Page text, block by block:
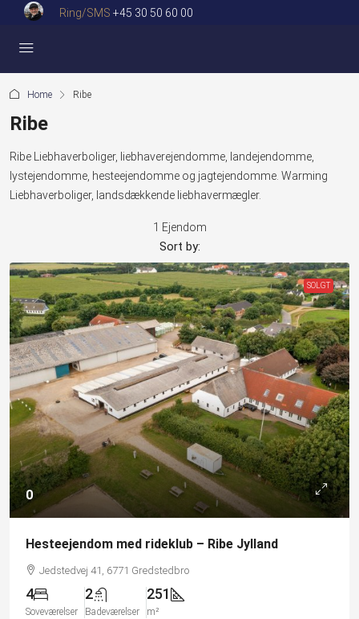
Ring/SMS +45 30 50 60 00
Home Ribe
Ribe
Ribe Liebhaverboliger, liebhaverejendomme, landejendomme,
lystejendomme, hesteejendomme og jagtejendomme. Warming
Liebhaverboliger, landsdækkende liebhavermægler.
1 Ejendom
Sort by:
SOLGT
0
Hesteejendom med rideklub – Ribe Jylland
Jedstedvej 41, 6771 Gredstedbro
4
Soveværelser
2
Badeværelser
251
m²